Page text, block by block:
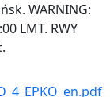
WARNING:
LMT. RWY